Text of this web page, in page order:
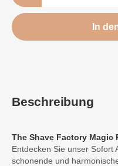
In
Beschreibung
The Shave Factory Magic
Entdecken Sie unser Sofort
schonende und